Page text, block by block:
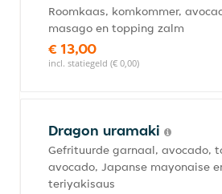
Roomkaas, komkommer,
masago en topping zalm
€ 13,00
incl. statiegeld (€ 0,00)
Dragon uramaki
Gefrituurde garnaal, avocado,
avocado, Japanse mayonaise
teriyakisaus